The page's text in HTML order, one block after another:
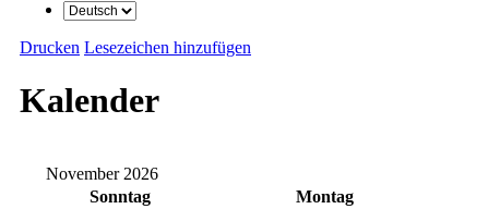
Drucken Lesezeichen hinzufügen
Kalender
November 2026
Sonntag
Montag